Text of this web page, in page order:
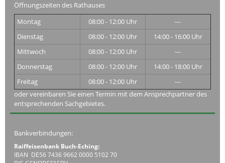
Öffnungszeiten des Rathauses
Montag
08:00 - 12:00 Uhr
---
Dienstag
08:00 - 12:00 Uhr
14:00 - 16:00 Uhr
Mittwoch
08:00 - 12:00 Uhr
---
Donnerstag
08:00 - 12:00 Uhr
14:00 - 18:00 Uhr
Freitag
08:00 - 12:00 Uhr
---
oder vereinbaren Sie einen Termin mit dem Ansprechpartner des
entsprechenden Sachgebietes.
Bankverbindungen:
Raiffeisenbank Buch-Eching:
IBAN DE56 7436 9662 0000 5102 70